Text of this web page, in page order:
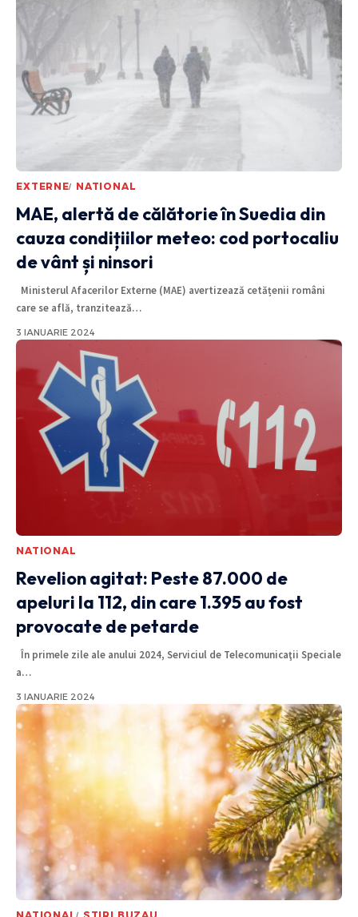
EXTERNE NATIONAL
MAE, alertă de călătorie în Suedia din
cauza condițiilor meteo: cod portocaliu
de vânt și ninsori
Ministerul Afacerilor Externe (MAE) avertizează cetățenii români
care se află, tranzitează…
3 IANUARIE 2024
NATIONAL
Revelion agitat: Peste 87.000 de
apeluri la 112, din care 1.395 au fost
provocate de petarde
În primele zile ale anului 2024, Serviciul de Telecomunicaţii Speciale
a…
3 IANUARIE 2024